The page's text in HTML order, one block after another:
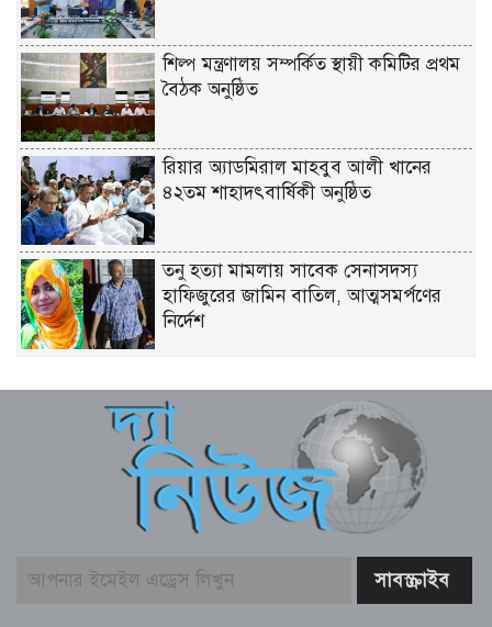
শিল্প মন্ত্রণালয় সম্পর্কিত স্থায়ী কমিটির প্রথম
বৈঠক অনুষ্ঠিত
রিয়ার অ্যাডমিরাল মাহবুব আলী খানের
৪২তম শাহাদৎবার্ষিকী অনুষ্ঠিত
তনু হত্যা মামলায় সাবেক সেনাসদস্য
হাফিজুরের জামিন বাতিল, আত্মসমর্পণের
নির্দেশ
যুবকের মৃত্যু
পাইকগাছায় ছাত্র ও দরিদ্র মানুষের মাঝে
সাইকেল, সেলাই মেশিন ও ভ্যান বিতরণ
মার্কিন প্রশান্ত মহাসাগরীয় নৌবহর
কমান্ডারের বাংলাদেশ সফর শেষ